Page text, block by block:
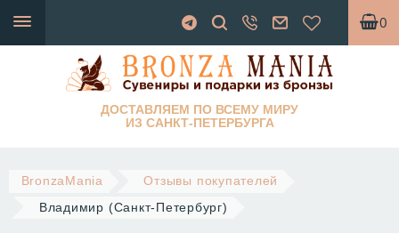
0
ДОСТАВЛЯЕМ ПО ВСЕМУ МИРУ
ИЗ САНКТ-ПЕТЕРБУРГА
BronzaMania
Отзывы покупателей
Владимир (Санкт-Петербург)